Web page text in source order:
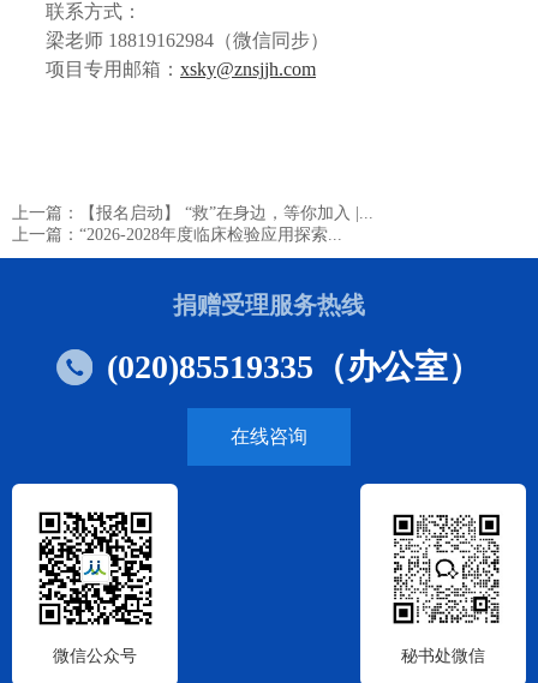
联系方式：
梁老师 18819162984（微信同步）
项目专用邮箱： xsky@znsjjh.com
上一篇：【报名启动】 “救”在身边，等你加入 |...
上一篇：“2026-2028年度临床检验应用探索...
捐赠受理服务热线
(020)85519335（办公室）
在线咨询
微信公众号 秘书处微信